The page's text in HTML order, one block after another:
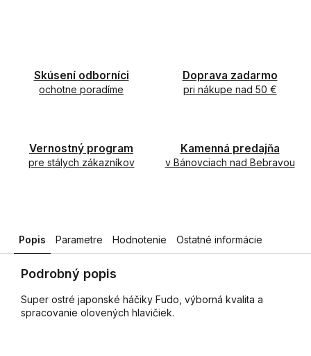
Skúsení odborníci
ochotne poradíme
Doprava zadarmo
pri nákupe nad 50 €
Vernostný program
pre stálych zákazníkov
Kamenná predajňa
v Bánovciach nad Bebravou
Popis Parametre Hodnotenie Ostatné informácie
Podrobný popis
Super ostré japonské háčiky Fudo, výborná kvalita a
spracovanie olovených hlavičiek.